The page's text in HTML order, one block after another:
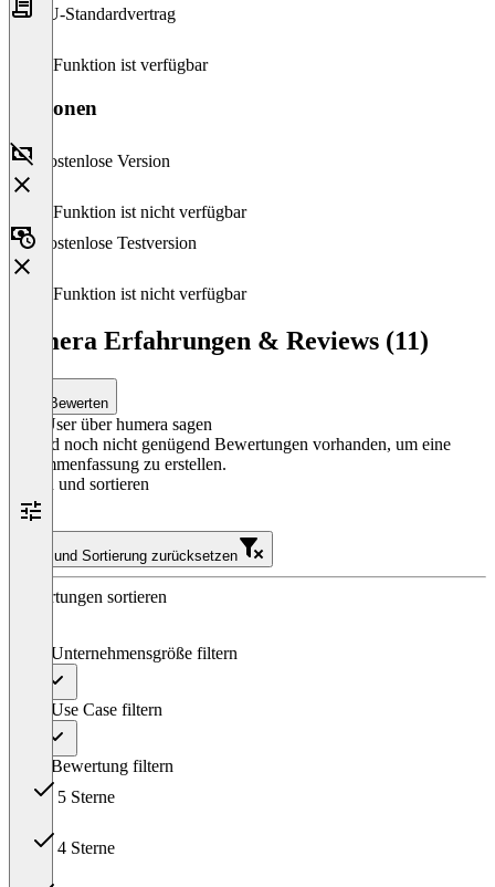
EU-Standardvertrag
Diese Funktion ist verfügbar
Versionen
Kostenlose Version
Diese Funktion ist nicht verfügbar
Kostenlose Testversion
Diese Funktion ist nicht verfügbar
humera Erfahrungen & Reviews (11)
Bewerten
Was User über humera sagen
Es sind noch nicht genügend Bewertungen vorhanden, um eine
Zusammenfassung zu erstellen.
Filtern und sortieren
Filter und Sortierung zurücksetzen
Bewertungen sortieren
Nach Unternehmensgröße filtern
Nach Use Case filtern
Nach Bewertung filtern
5 Sterne
4 Sterne